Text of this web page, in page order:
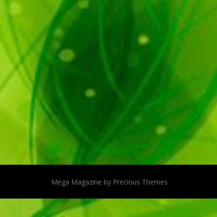
Mega Magazine by Precious Themes